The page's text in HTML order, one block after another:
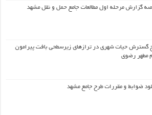
گزارش مرحله اول مطالعات جامع حمل و نقل مشهد
گسترش حیات شهري در ترازهاي زیرسطحی بافت پیرامون
مطهر رضوي
ضوابط و مقررات طرح جامع مشهد